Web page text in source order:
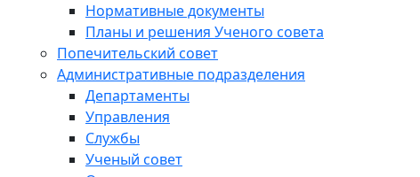
Нормативные документы
Планы и решения Ученого совета
Попечительский совет
Административные подразделения
Департаменты
Управления
Службы
Ученый совет